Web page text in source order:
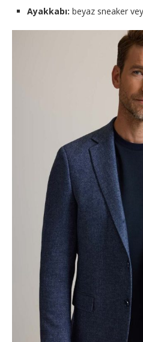
Ayakkabı: beyaz sneaker